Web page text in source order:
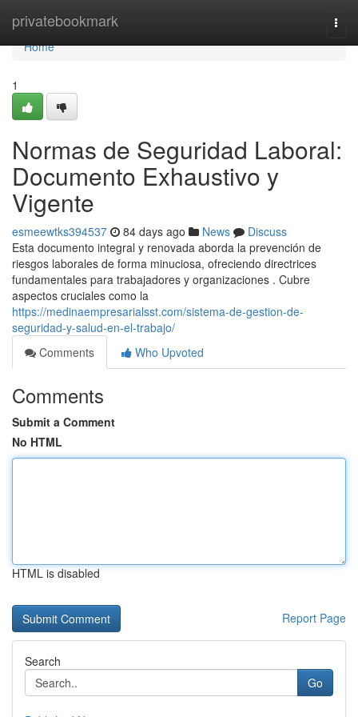
privatebookmark
Home
Home
1
Normas de Seguridad Laboral:
Documento Exhaustivo y
Vigente
esmeewtks394537 84 days ago News
Discuss
Esta documento integral y renovada aborda la prevención de
riesgos laborales de forma minuciosa, ofreciendo directrices
fundamentales para trabajadores y organizaciones . Cubre
aspectos cruciales como la
https://medinaempresarialsst.com/sistema-de-gestion-de-
seguridad-y-salud-en-el-trabajo/
Comments
Who Upvoted
Comments
Submit a Comment
No HTML
HTML is disabled
Report Page
Search
Go